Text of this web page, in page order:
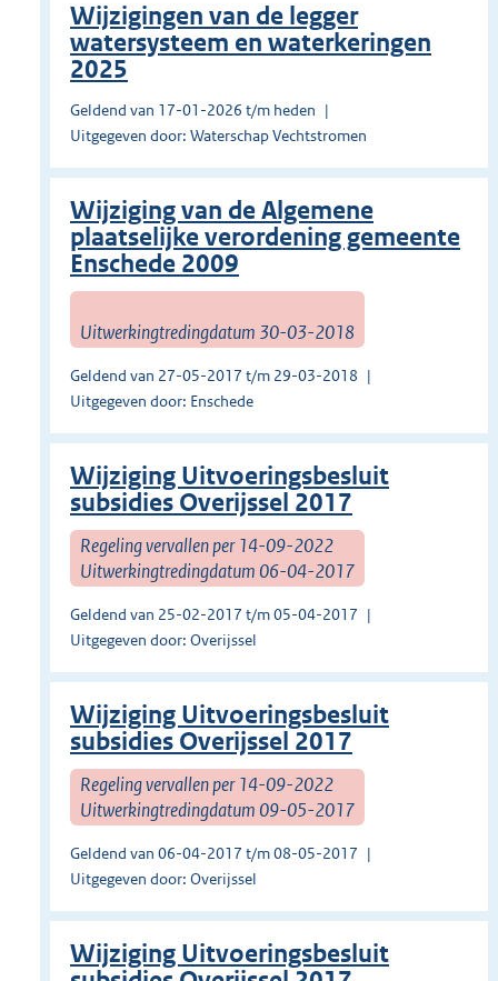
Wijzigingen van de legger
watersysteem en waterkeringen
2025
Geldend van 17-01-2026 t/m heden
Uitgegeven door: Waterschap Vechtstromen
Wijziging van de Algemene
plaatselijke verordening gemeente
Enschede 2009
Uitwerkingtredingdatum 30-03-2018
Geldend van 27-05-2017 t/m 29-03-2018
Uitgegeven door: Enschede
Wijziging Uitvoeringsbesluit
subsidies Overijssel 2017
Regeling vervallen per 14-09-2022
Uitwerkingtredingdatum 06-04-2017
Geldend van 25-02-2017 t/m 05-04-2017
Uitgegeven door: Overijssel
Wijziging Uitvoeringsbesluit
subsidies Overijssel 2017
Regeling vervallen per 14-09-2022
Uitwerkingtredingdatum 09-05-2017
Geldend van 06-04-2017 t/m 08-05-2017
Uitgegeven door: Overijssel
Wijziging Uitvoeringsbesluit